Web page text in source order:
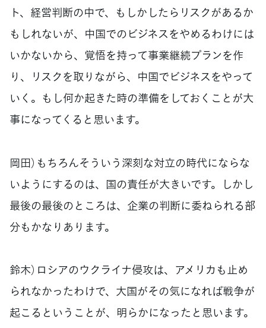
ト、経営判断の中で、もしかしたらリスクがあるか
もしれないが、中国でのビジネスをやめるわけには
いかないから、覚悟を持って事業継続プランを作
り、リスクを取りながら、中国でビジネスをやって
いく。もし何か起きた時の準備をしておくことが大
事になってくると思います。
岡田）もちろんそういう深刻な対立の時代にならな
いようにするのは、国の責任が大きいです。しかし
最後の最後のところは、企業の判断に委ねられる部
分もかなりあります。
鈴木）ロシアのウクライナ侵攻は、アメリカも止め
られなかったわけで、大国がその気になれば戦争が
起こるということが、明らかになったと思います。